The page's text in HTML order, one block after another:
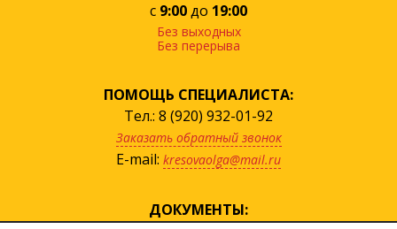
с 9:00до 19:00
Без выходных
Без перерыва
ПОМОЩЬ СПЕЦИАЛИСТА:
Тел.: 8 (920) 932-01-92
Заказать обратный звонок
E-mail: kresovaolga@mail.ru
ДОКУМЕНТЫ: